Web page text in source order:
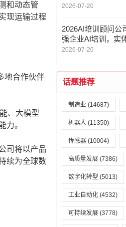
和动态管
现运输过程
地合作伙伴
、大模型
力。
司将以产品
续为全球数
行业AI培训咨询公
2026-07-20
2026AI培训顾问公
强企业AI培训，实
生产顾问公司优选
2026-07-20
话题推荐
制造业 (14687)
机器人 (11350)
传感器 (10004)
高质量发展 (7386)
数字化转型 (5013)
工业自动化 (4532)
可持续发展 (3778)